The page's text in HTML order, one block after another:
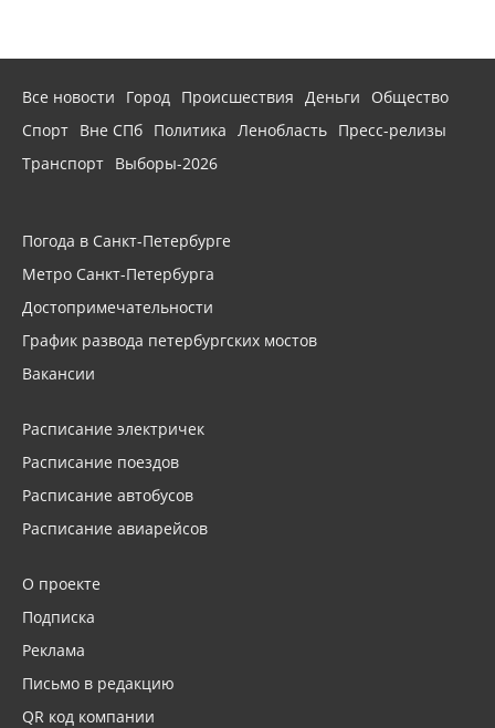
Все новости Город Происшествия Деньги
Общество
Спорт Вне СПб Политика Ленобласть Пресс-релизы
Транспорт Выборы-2026
Погода в Санкт-Петербурге
Метро Санкт-Петербурга
Достопримечательности
График развода петербургских мостов
Вакансии
Расписание электричек
Расписание поездов
Расписание автобусов
Расписание авиарейсов
О проекте
Подписка
Реклама
Письмо в редакцию
QR код компании